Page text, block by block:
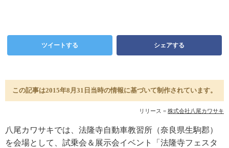
ツイートする シェアする
この記事は2015年8月31日当時の情報に基づいて制作されています。
リリース = 株式会社八尾カワサキ
八尾カワサキでは、法隆寺自動車教習所（奈良県生駒郡）
を会場として、試乗会＆展示会イベント「法隆寺フェスタ